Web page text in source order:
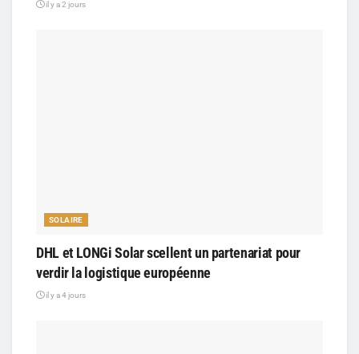
il y a 2 jours
SOLAIRE
DHL et LONGi Solar scellent un partenariat pour
verdir la logistique européenne
il y a 4 jours